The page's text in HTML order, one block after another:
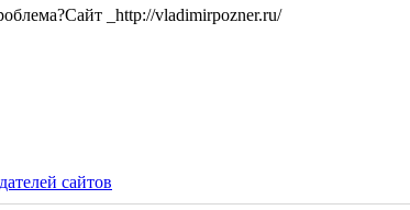
_http://vladimirpozner.ru/
сайтов